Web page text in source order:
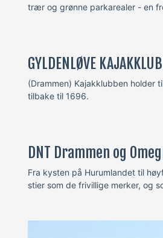
trær og grønne parkarealer - en
GYLDENLØVE
(Drammen) Kajakklubben holder
tilbake til 1696.
DNT Drammen og
Fra kysten på Hurumlandet til
stier som de frivillige merker, og